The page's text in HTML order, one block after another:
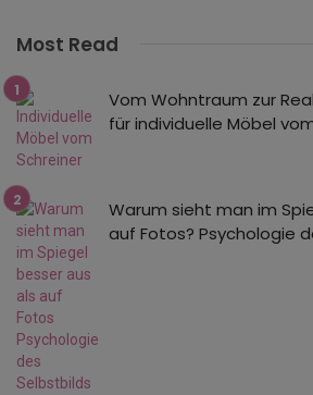
Most Read
Vom Wohntraum zur
für individuelle Möbel
Warum sieht man im
auf Fotos? Psychologie